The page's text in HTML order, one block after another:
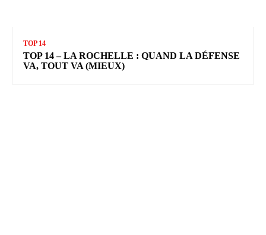
TOP 14
TOP 14 – LA ROCHELLE : QUAND LA DÉFENSE
VA, TOUT VA (MIEUX)